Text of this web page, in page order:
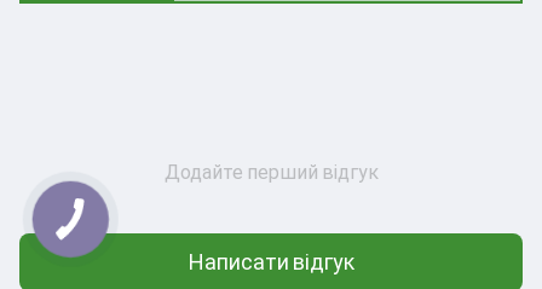
Додайте перший відгук
Написати відгук